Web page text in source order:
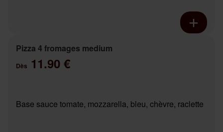
Pizza 4 fromages medium
Dès 11.90 €
Base sauce tomate, mozzarella, bleu, chèvre, raclette